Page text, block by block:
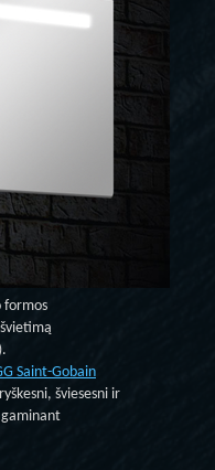
formos
Saint-Gobain
šviesesni ir
gaminant